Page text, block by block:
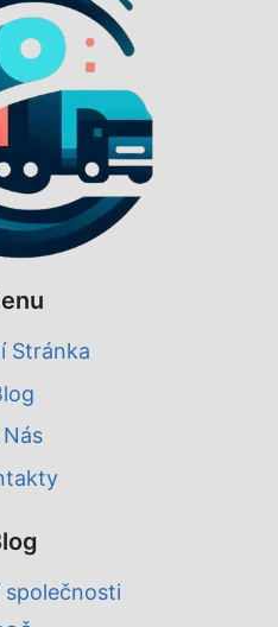
Stránka
Nás
společnosti